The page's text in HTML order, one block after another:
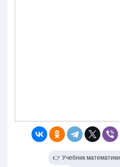
👉 Учебник математики